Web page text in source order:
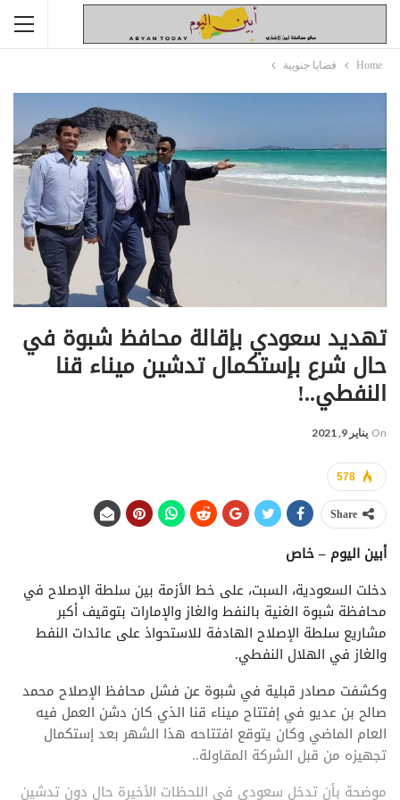
Home قضايا جنوبية
تهديد سعودي بإقالة محافظ شبوة في
حال شرع بإستكمال تدشين ميناء قنا
النفطي..!
On يناير 9, 2021
578
Share
أبين اليوم – خاص
دخلت السعودية، السبت، على خط الأزمة بين سلطة الإصلاح في
محافظة شبوة الغنية بالنفط والغاز والإمارات بتوقيف أكبر
مشاريع سلطة الإصلاح الهادفة للاستحواذ على عائدات النفط
والغاز في الهلال النفطي.
وكشفت مصادر قبلية في شبوة عن فشل محافظ الإصلاح محمد
صالح بن عديو في إفتتاح ميناء قنا الذي كان دشن العمل فيه
العام الماضي وكان يتوقع افتتاحه هذا الشهر بعد إستكمال
تجهيزه من قبل الشركة المقاولة..
موضحة بأن تدخل سعودي في اللحظات الأخيرة حال دون تدشين